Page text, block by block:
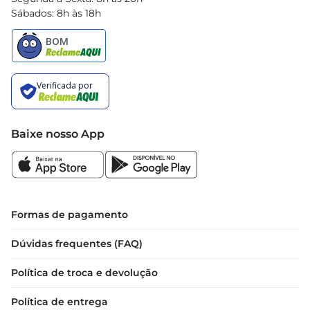
Sábados: 8h às 18h
Baixe nosso App
Formas de pagamento
Dúvidas frequentes (FAQ)
Política de troca e devolução
Política de entrega